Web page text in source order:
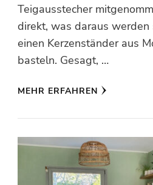
Teigausstecher
direkt, was daraus
einen Kerzenständer aus
basteln. Gesagt, …
MEHR ERFAHREN